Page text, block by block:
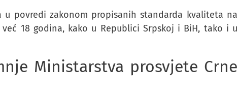
u povredi zakonom propisanih standarda kvaliteta na
18 godina, kako u Republici Srpskoj i BiH, tako i u
Ministarstva prosvjete Crne